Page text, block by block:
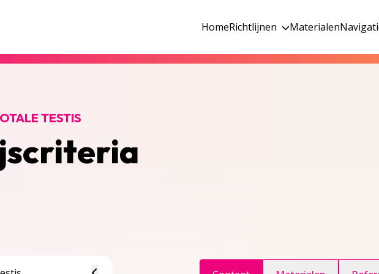
HomeRichtlijnen Materialen
TESTIS